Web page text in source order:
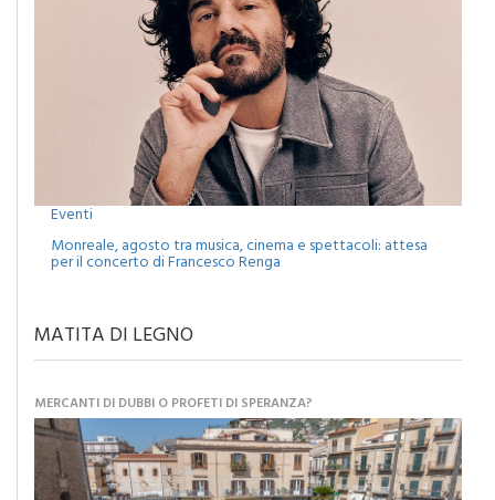
Eventi
Monreale, agosto tra musica, cinema e spettacoli: attesa
MATITA DI LEGNO
MERCANTI DI DUBBI O PROFETI DI SPERANZA?